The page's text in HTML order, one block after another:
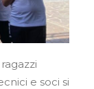
e soci si